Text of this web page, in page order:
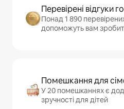
Перевірені відгуки
Понад 1 890
допоможуть вам
Помешкання для
У 20 помешканнях є
зручності для дітей